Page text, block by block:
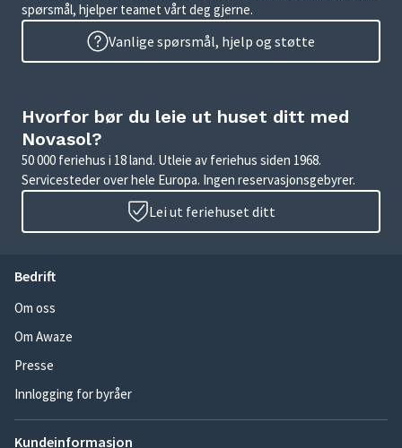
spørsmål, hjelper teamet vårt deg gjerne.
Vanlige spørsmål, hjelp og støtte
Hvorfor bør du leie ut huset ditt med
Novasol?
50 000 feriehus i 18 land. Utleie av feriehus siden 1968.
Servicesteder over hele Europa. Ingen reservasjonsgebyrer.
Lei ut feriehuset ditt
Bedrift
Om oss
Om Awaze
Presse
Innlogging for byråer
Kundeinformasjon